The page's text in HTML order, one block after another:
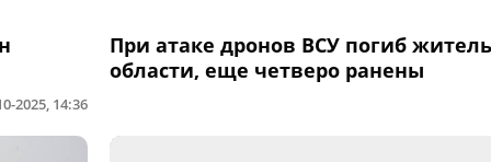
2025, 14:36
При атаке дронов ВСУ погиб
области, еще четверо ранены